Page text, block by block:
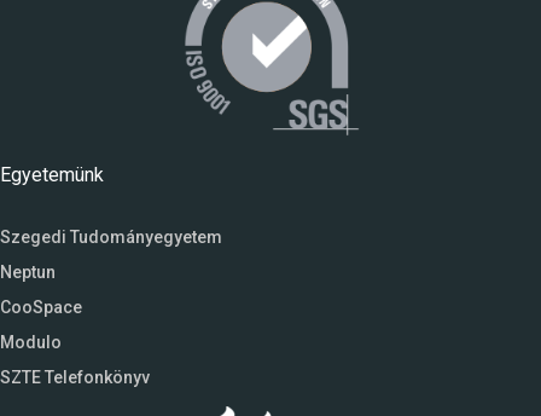
Egyetemünk
Szegedi Tudományegyetem
Neptun
CooSpace
Modulo
SZTE Telefonkönyv